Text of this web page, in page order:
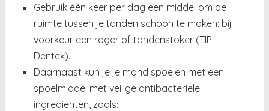
Gebruik één keer per dag een middel om de
ruimte tussen je tanden schoon te maken: bij
voorkeur een rager of tandenstoker (TIP
Dentek).
Daarnaast kun je je mond spoelen met een
spoelmiddel met veilige antibacteriële
ingrediënten, zoals: